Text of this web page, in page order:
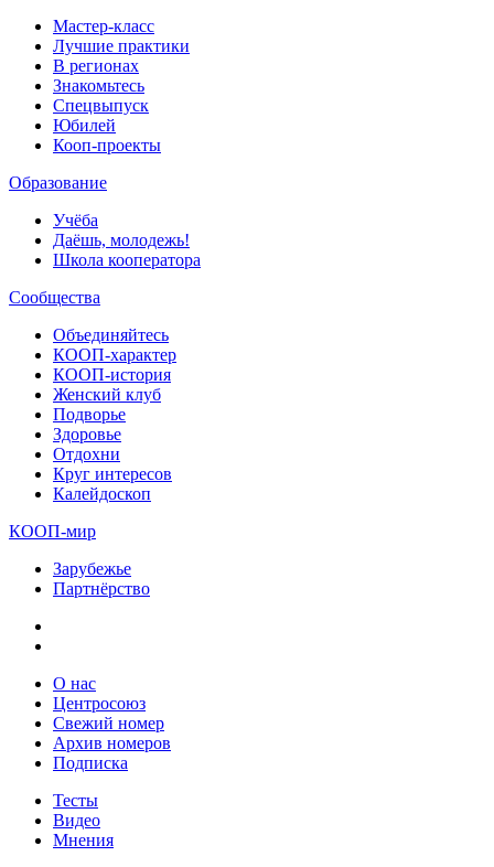
Мастер-класс
Лучшие практики
В регионах
Знакомьтесь
Спецвыпуск
Юбилей
Кооп-проекты
Образование
Учёба
Даёшь, молодежь!
Школа кооператора
Сообщества
Объединяйтесь
КООП-характер
КООП-история
Женский клуб
Подворье
Здоровье
Отдохни
Круг интересов
Калейдоскоп
КООП-мир
Зарубежье
Партнёрство
О нас
Центросоюз
Свежий номер
Архив номеров
Подписка
Тесты
Видео
Мнения